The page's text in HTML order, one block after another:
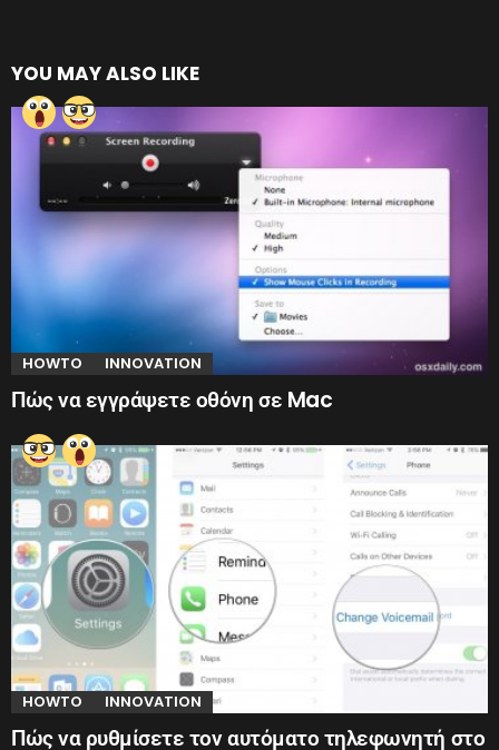
YOU MAY ALSO LIKE
HOWTO INNOVATION
Πώς να εγγράψετε οθόνη σε Mac
HOWTO INNOVATION
Πώς να ρυθμίσετε τον αυτόματο τηλεφωνητή στο